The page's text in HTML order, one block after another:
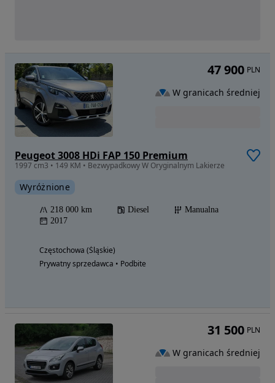
Peugeot 3008 HDi FAP 150 Premium
1997 cm3 • 149 KM • Bezwypadkowy W Oryginalnym Lakierze
Wyróżnione
218 000 km Diesel
Manualna
2017
Częstochowa (Śląskie)
Prywatny sprzedawca • Podbite
47 900 PLN
W granicach średniej
31 500 PLN
W granicach średniej